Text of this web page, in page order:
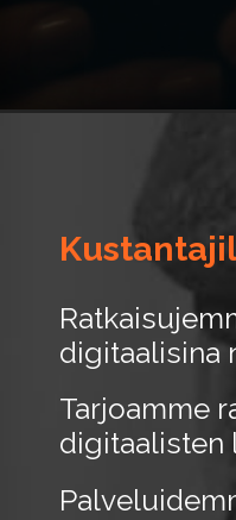
digitaalisina
Tarjoamme
digitaalisten